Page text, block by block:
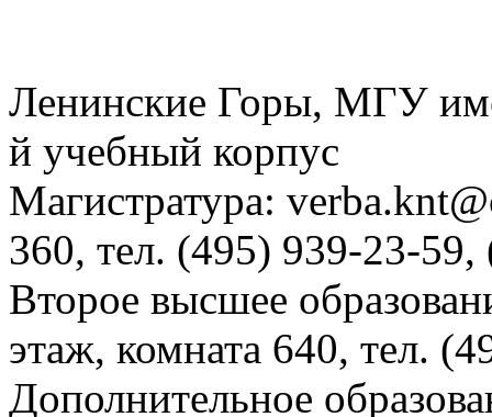
Ленинские Горы, МГУ
й учебный корпус
Магистратура:
360, тел. (495) 939-23-
Второе высшее
этаж, комната 640, тел.
Дополнительное